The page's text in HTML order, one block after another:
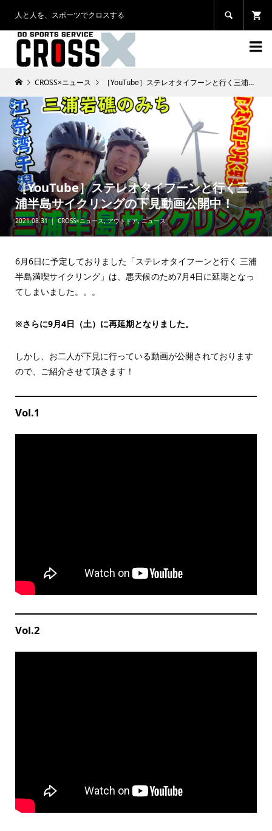
人と人を、スポーツでクロスする 

CROSS×ニュース ［YouTube］ステレオタイフーンと行く三浦半島サイクリングの下見動画公開中！
［YouTube］ステレオタイフーンと行く三
浦半島サイクリングの下見動画公開中！
2021.08.31 CROSS×ニュース,アウトドア,ニュース
6月6日に予定しておりました「ステレオタイフーンと行く 三浦
半島満喫サイクリング」は、悪天候のため7月4日に延期となっ
てしまいました。。。
※さらに9月4日（土）に再延期となりました。
しかし、お二人が下見に行っている動画が公開されております
ので、ご紹介させて頂きます！
Vol.1
Vol.2